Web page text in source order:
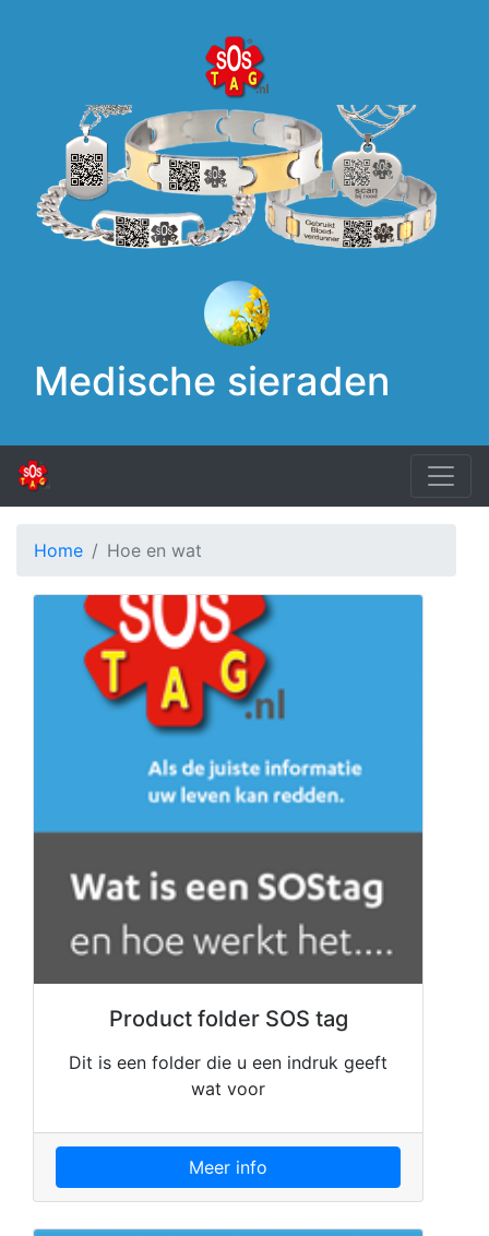
Medische sieraden
Home Hoe en wat
Product folder SOS tag
Dit is een folder die u een indruk geeft
wat voor
Meer info